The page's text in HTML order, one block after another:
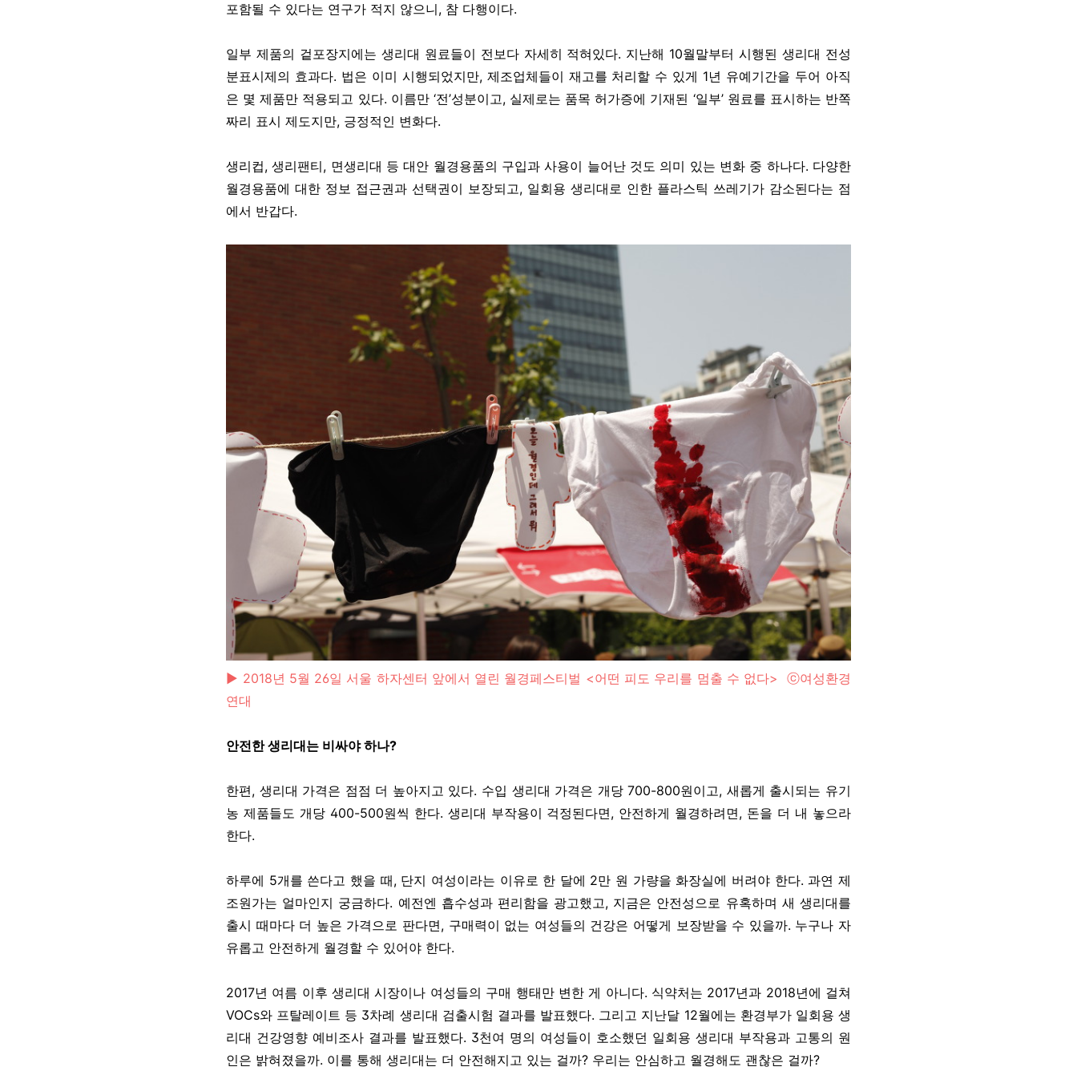
포함될 수 있다는 연구가 적지 않으니, 참 다행이다.
일부 제품의 겉포장지에는 생리대 원료들이 전보다 자세히 적혀있다. 지난해 10월말부터 시행된 생리대 전성
분표시제의 효과다. 법은 이미 시행되었지만, 제조업체들이 재고를 처리할 수 있게 1년 유예기간을 두어 아직
은 몇 제품만 적용되고 있다. 이름만 ‘전’성분이고, 실제로는 품목 허가증에 기재된 ‘일부’ 원료를 표시하는 반쪽
짜리 표시 제도지만, 긍정적인 변화다.
생리컵, 생리팬티, 면생리대 등 대안 월경용품의 구입과 사용이 늘어난 것도 의미 있는 변화 중 하나다. 다양한
월경용품에 대한 정보 접근권과 선택권이 보장되고, 일회용 생리대로 인한 플라스틱 쓰레기가 감소된다는 점
에서 반갑다.
▶ 2018년 5월 26일 서울 하자센터 앞에서 열린 월경페스티벌 <어떤 피도 우리를 멈출 수 없다> ⓒ여성환경
연대
안전한 생리대는 비싸야 하나?
한편, 생리대 가격은 점점 더 높아지고 있다. 수입 생리대 가격은 개당 700-800원이고, 새롭게 출시되는 유기
농 제품들도 개당 400-500원씩 한다. 생리대 부작용이 걱정된다면, 안전하게 월경하려면, 돈을 더 내 놓으라
한다.
하루에 5개를 쓴다고 했을 때, 단지 여성이라는 이유로 한 달에 2만 원 가량을 화장실에 버려야 한다. 과연 제
조원가는 얼마인지 궁금하다. 예전엔 흡수성과 편리함을 광고했고, 지금은 안전성으로 유혹하며 새 생리대를
출시 때마다 더 높은 가격으로 판다면, 구매력이 없는 여성들의 건강은 어떻게 보장받을 수 있을까. 누구나 자
유롭고 안전하게 월경할 수 있어야 한다.
2017년 여름 이후 생리대 시장이나 여성들의 구매 행태만 변한 게 아니다. 식약처는 2017년과 2018년에 걸쳐
VOCs와 프탈레이트 등 3차례 생리대 검출시험 결과를 발표했다. 그리고 지난달 12월에는 환경부가 일회용 생
리대 건강영향 예비조사 결과를 발표했다. 3천여 명의 여성들이 호소했던 일회용 생리대 부작용과 고통의 원
인은 밝혀졌을까. 이를 통해 생리대는 더 안전해지고 있는 걸까? 우리는 안심하고 월경해도 괜찮은 걸까?